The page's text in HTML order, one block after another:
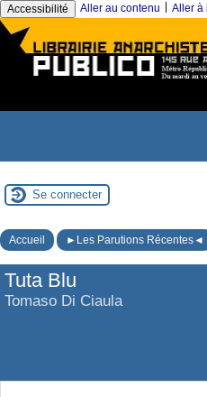
Accessibilité Aller au contenu Aller à
Se connecter
Accueil ►Les Parutions Récentes◄
Tuta Blu
Tomaso Di Ciaula